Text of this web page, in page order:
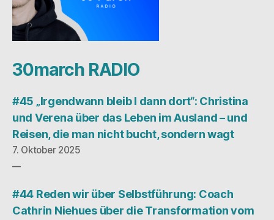
30march RADIO
#45 „Irgendwann bleib I dann dort“: Christina
und Verena über das Leben im Ausland – und
Reisen, die man nicht bucht, sondern wagt
7. Oktober 2025
#44 Reden wir über Selbstführung: Coach
Cathrin Niehues über die Transformation vom